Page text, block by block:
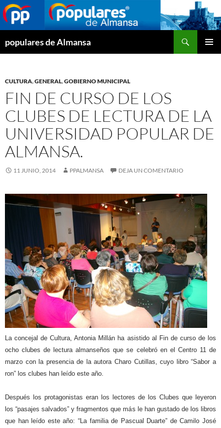
populares de Almansa
CULTURA,GENERAL,GOBIERNO MUNICIPAL
FIN DE CURSO DE LOS
CLUBES DE LECTURA DE LA
UNIVERSIDAD POPULAR DE
ALMANSA.
11 JUNIO, 2014 PPALMANSA DEJA UN COMENTARIO
La concejal de Cultura, Antonia Millán ha asistido al Fin de curso de los
ocho clubes de lectura almanseños que se celebró en el Centro 11 de
marzo con la presencia de la autora Charo Cutillas, cuyo libro “Sabor a
ron” los clubes han leído este año.
Después los protagonistas eran los lectores de los Clubes que leyeron
los “pasajes salvados” y fragmentos que más le han gustado de los libros
que han leído este año: “La familia de Pascual Duarte” de Camilo José